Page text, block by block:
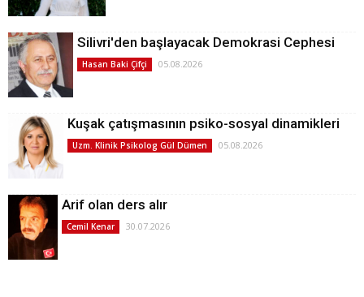
Silivri'den başlayacak Demokrasi Cephesi
Hasan Baki Çifçi 05.08.2026
Kuşak çatışmasının psiko-sosyal dinamikleri
Uzm. Klinik Psikolog Gül Dümen 05.08.2026
Arif olan ders alır
Cemil Kenar 30.07.2026